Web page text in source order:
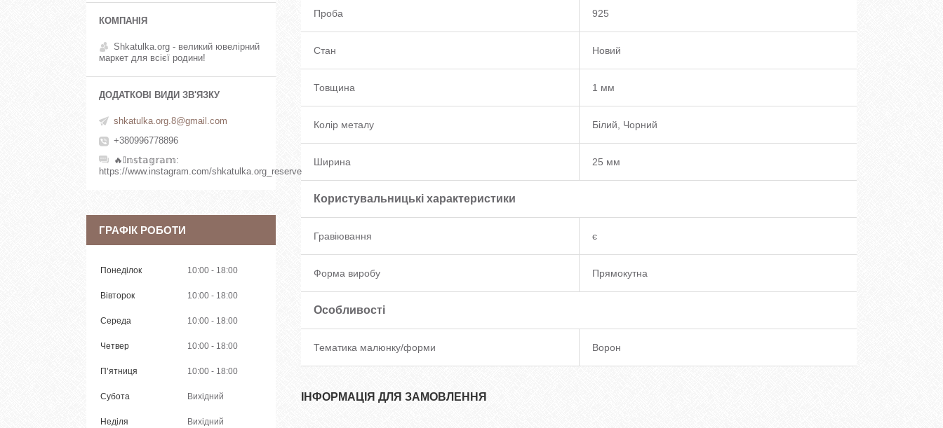
Проба 925
Стан Новий
Товщина 1 мм
Колір металу Білий, Чорний
Ширина 25 мм
Користувальницькі характеристики
Гравіювання є
Форма виробу Прямокутна
Особливості
Тематика малюнку/форми Ворон
ІНФОРМАЦІЯ ДЛЯ ЗАМОВЛЕННЯ
Shkatulka.org - великий ювелірний
маркет для всієї родини!
shkatulka.org.8@gmail.com
+380996778896
🔥𝕀𝕟𝕤𝕥𝕒𝕘𝕣𝕒𝕞
https://www.instagram.com/shkatulka.org_reserve
ГРАФІК РОБОТИ
Понеділок 10:00 18:00
Вівторок 10:00 18:00
Середа 10:00 18:00
Четвер 10:00 18:00
Пʼятниця 10:00 18:00
Субота Вихідний
Неділя Вихідний